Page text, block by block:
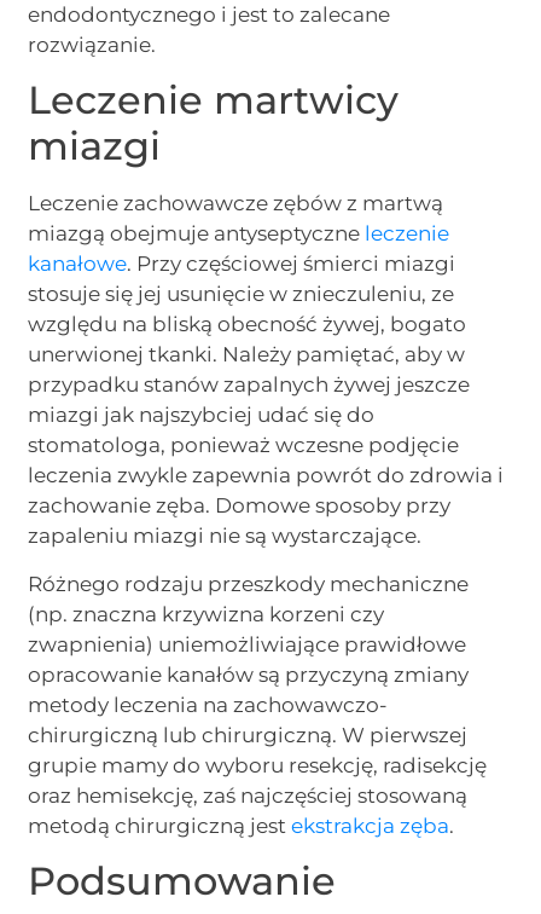
endodontycznego i jest to zalecane
rozwiązanie.
Leczenie martwicy
miazgi
Leczenie zachowawcze zębów z martwą
miazgą obejmuje antyseptyczne leczenie
kanałowe. Przy częściowej śmierci miazgi
stosuje się jej usunięcie w znieczuleniu, ze
względu na bliską obecność żywej, bogato
unerwionej tkanki. Należy pamiętać, aby w
przypadku stanów zapalnych żywej jeszcze
miazgi jak najszybciej udać się do
stomatologa, ponieważ wczesne podjęcie
leczenia zwykle zapewnia powrót do zdrowia i
zachowanie zęba. Domowe sposoby przy
zapaleniu miazgi nie są wystarczające.
Różnego rodzaju przeszkody mechaniczne
(np. znaczna krzywizna korzeni czy
zwapnienia) uniemożliwiające prawidłowe
opracowanie kanałów są przyczyną zmiany
metody leczenia na zachowawczo-
chirurgiczną lub chirurgiczną. W pierwszej
grupie mamy do wyboru resekcję, radisekcję
oraz hemisekcję, zaś najczęściej stosowaną
metodą chirurgiczną jestekstrakcja zęba.
Podsumowanie